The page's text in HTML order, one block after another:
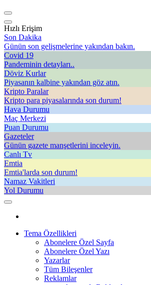
Hızlı Erişim
Son Dakika
Günün son gelişmelerine yakından bakın.
Covid 19
Pandeminin detayları..
Döviz Kurlar
Piyasanın kalbine yakından göz atın.
Kripto Paralar
Kripto para piyasalarında son durum!
Hava Durumu
Maç Merkezi
Puan Durumu
Gazeteler
Günün gazete manşetlerini inceleyin.
Canlı Tv
Emtia
Emtia'larda son durum!
Namaz Vakitleri
Yol Durumu
Tema Özellikleri
Abonelere Özel Sayfa
Abonelere Özel Yazı
Yazarlar
Tüm Bileşenler
Reklamlar